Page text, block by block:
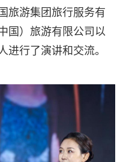
旅游集团旅行服务有
国）旅游有限公司以
进行了演讲和交流。